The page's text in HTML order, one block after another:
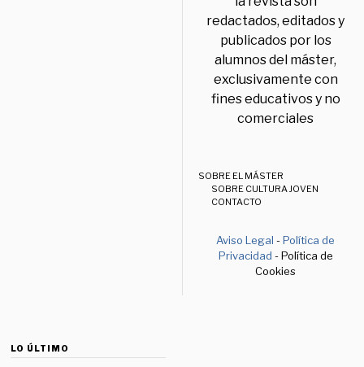
redactados, editados y
publicados por los
alumnos del máster,
exclusivamente con
fines educativos y no
comerciales
SOBRE EL MÁSTER
SOBRE CULTURA JOVEN
CONTACTO
Aviso Legal -Política de
Privacidad - Política de
Cookies
LO ÚLTIMO